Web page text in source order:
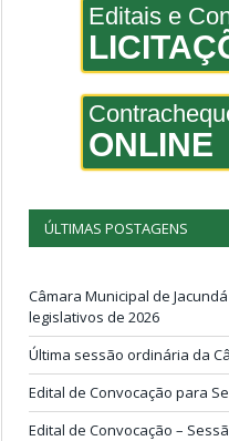
Editais e
ONLINE
ÚLTIMAS POSTAGENS
Câmara Municipal de
legislativos de 2026
Última sessão ordinária da
Edital de Convocação para
Edital de Convocação –